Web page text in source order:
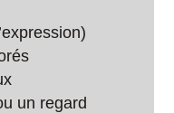
un regard